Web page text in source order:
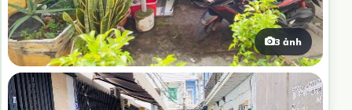
3 ảnh